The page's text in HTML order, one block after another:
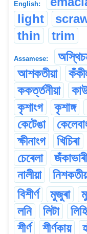
English:
light
thin
trim
Assamese:
আশকতীয়া
ককৰ্ত্তনীয়া
কৃশাংগ
কৃশাঙ্গ
কেটেঙা
ক্ষীনাংগ
খিচিৰা
চেৰেলা
জঁকাভাৰী
নালীয়া
বিশীৰ্ণ মুজুৰা
লনি
লিটা
শীৰ্ণ
শীৰ্ণকায়